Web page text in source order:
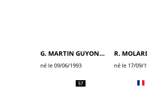
G. MARTIN GUYONNET
né le 09/06/1993
R.
né le 17/09/
57